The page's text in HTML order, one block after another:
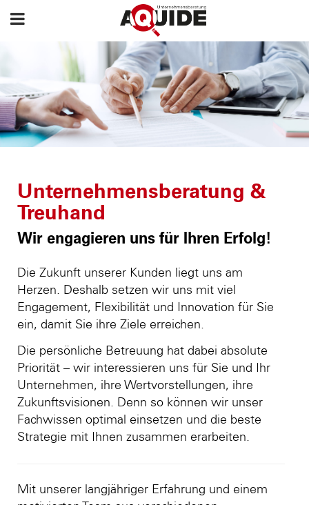
Unternehmensberatung &
Treuhand
Wir engagieren uns für Ihren Erfolg!
Die Zukunft unserer Kunden liegt uns am
Herzen. Deshalb setzen wir uns mit viel
Engagement, Flexibilität und Innovation für Sie
ein, damit Sie ihre Ziele erreichen.
Die persönliche Betreuung hat dabei absolute
Priorität – wir interessieren uns für Sie und Ihr
Unternehmen, ihre Wertvorstellungen, ihre
Zukunftsvisionen. Denn so können wir unser
Fachwissen optimal einsetzen und die beste
Strategie mit Ihnen zusammen erarbeiten.
Mit unserer langjähriger Erfahrung und einem